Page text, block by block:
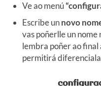
Ve ao menú
Escribe unnovo
vas poñerlle un
lembra poñer ao final
permitirá